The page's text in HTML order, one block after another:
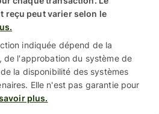
reçu peut varier selon le
indiquée dépend de la
de l'approbation du système de
la disponibilité des systèmes
Elle n'est pas garantie pour
plus.